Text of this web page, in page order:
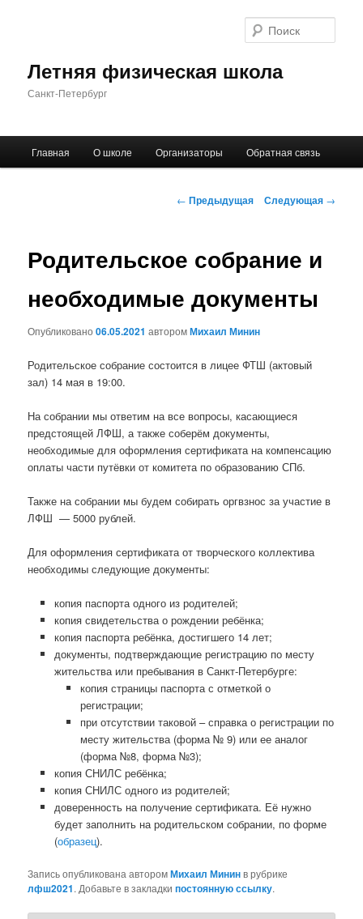
Летняя физическая школа
Санкт-Петербург
Перейти
содержимому
Главная О школе Организаторы Обратная связь
Навигация
← Предыдущая Следующая →
Родительское собрание и
необходимые документы
Опубликовано06.05.2021 авторомМихаил Минин
Родительское собрание состоится в лицее ФТШ (актовый
зал) 14 мая в 19:00.
На собрании мы ответим на все вопросы, касающиеся
предстоящей ЛФШ, а также соберём документы,
необходимые для оформления сертификата на компенсацию
оплаты части путёвки от комитета по образованию СПб.
Также на собрании мы будем собирать оргвзнос за участие в
ЛФШ — 5000 рублей.
Для оформления сертификата от творческого коллектива
необходимы следующие документы:
копия паспорта одного из родителей;
копия свидетельства о рождении ребёнка;
копия паспорта ребёнка, достигшего 14 лет;
документы, подтверждающие регистрацию по месту
жительства или пребывания в Санкт-Петербурге:
копия страницы паспорта с отметкой о
регистрации;
при отсутствии таковой – справка о регистрации по
месту жительства (форма № 9) или ее аналог
(форма №8, форма №3);
копия СНИЛС ребёнка;
копия СНИЛС одного из родителей;
доверенность на получение сертификата. Её нужно
будет заполнить на родительском собрании, по форме
(образец).
Запись опубликована авторомМихаил Мининв рубрике
лфш2021. Добавьте в закладкипостоянную ссылку.